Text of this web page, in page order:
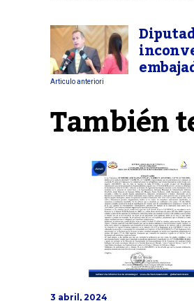
Articulo anteriori
También
3 abril, 2024